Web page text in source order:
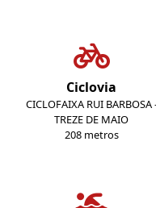
Ciclovia
CICLOFAIXA RUI BARBOSA
TREZE DE MAIO
208 metros